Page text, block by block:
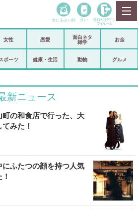
政治
スポーツ
ビックリ
ショップ
当たる占い師 占い 登録• ログイン
マイルーム
女性 恋愛
面白ネタ
雑学
お金
ポーツ 健康・生活 動物 グルメ
新ニュース
の和食店で行った、大
みた！
ふたつの顔を持つ人気